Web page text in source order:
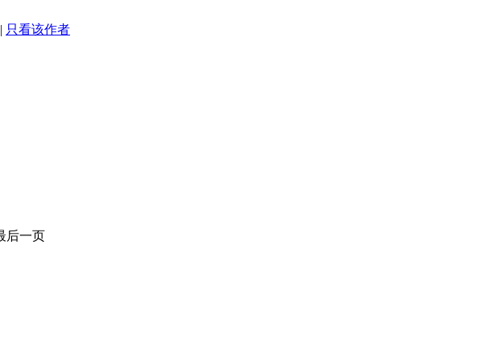
| 只看该作者
后一页